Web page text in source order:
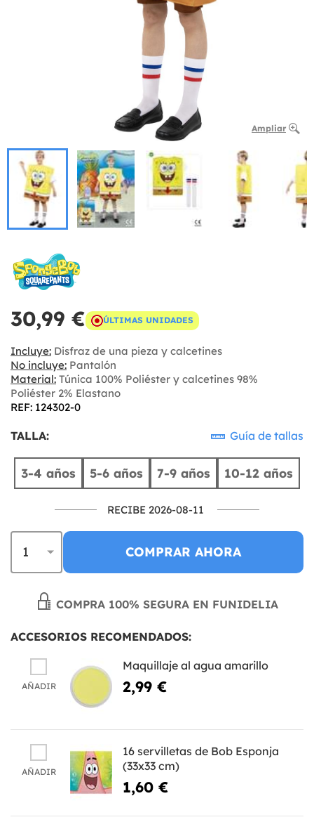
Ampliar
30,99 € ÚLTIMAS UNIDADES
Incluye: Disfraz de una pieza y calcetines
No incluye: Pantalón
Material: Túnica 100% Poliéster y calcetines 98%
Poliéster 2% Elastano
REF: 124302-0
TALLA: Guía de tallas
3-4 años 5-6 años 7-9 años 10-12 años
RECIBE 2026-08-11
COMPRAR AHORA
COMPRA 100% SEGURA EN FUNIDELIA
ACCESORIOS RECOMENDADOS:
AÑADIR
Maquillaje al agua amarillo
2,99 €
AÑADIR
16 servilletas de Bob Esponja
(33x33 cm)
1,60 €